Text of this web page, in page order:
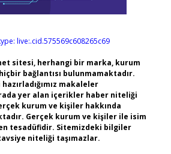
live:.cid.575569c608265c69
sitesi, herhangi bir marka, kurum
bağlantısı bulunmamaktadır.
makaleler
yer alan içerikler haber niteliği
kurum ve kişiler hakkında
Gerçek kurum ve kişiler ile isim
tesadüfidir. Sitemizdeki bilgiler
niteliği taşımazlar.